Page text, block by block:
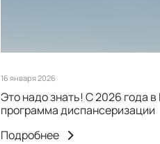
16 января 2026
Это надо знать! С 2026 года
программа диспансеризации
Подробнее